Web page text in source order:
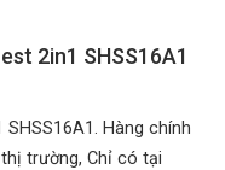
2in1 SHSS16A1
Hàng chính
trường, Chỉ có tại